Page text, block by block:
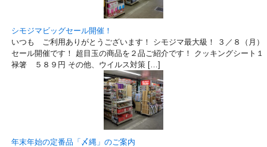
シモジマビッグセール開催！
いつも ご利用ありがとうございます！ シモジマ最大級！ ３／８（月）
セール開催です！ 超目玉の商品を２品ご紹介です！ クッキングシート
禄箸 ５８９円 その他、ウイルス対策 […]
年末年始の定番品「〆縄」のご案内